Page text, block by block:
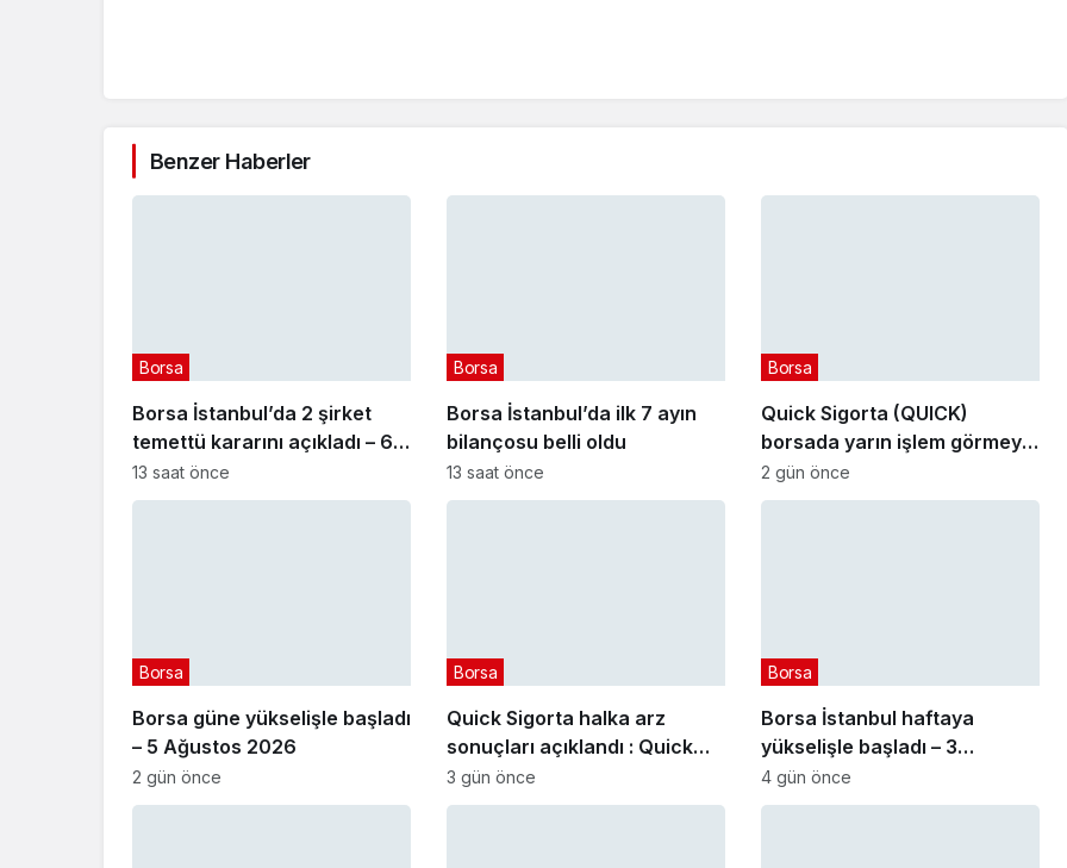
Benzer Haberler
Borsa İstanbul’da 2 şirket
temettü kararını açıkladı – 6
Ağustos 2026
Borsa
13 saat önce
Borsa İstanbul’da ilk 7 ayın
bilançosu belli oldu
Borsa
13 saat önce
Quick Sigorta (QUICK)
borsada yarın işlem görmeye
başlayacak
Borsa
2 gün önce
Borsa güne yükselişle başladı
– 5 Ağustos 2026
Borsa
2 gün önce
Quick Sigorta halka arz
sonuçları açıklandı : Quick
Sigorta (QUICK) kaç lot verdi?
Borsa
3 gün önce
Borsa İstanbul haftaya
yükselişle başladı – 3
Ağustos 2026
Borsa
4 gün önce